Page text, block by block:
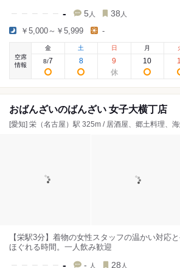
- 5 人 38 人
￥5,000～￥5,999 -
空席
情報
金
8/7
土
8
日
9
月
10
おばんざいのばんざい 女子大横丁店
[愛知] 栄（名古屋）駅 325m / 居酒屋、郷土料理、
【栄駅3分】着物の女性スタッフの温かい対応
ほぐれる時間。一人飲み歓迎
- - 人 28 人